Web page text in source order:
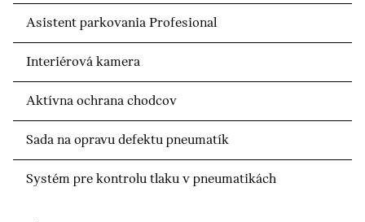
Asistent parkovania Profesional
Interiérová kamera
Aktívna ochrana chodcov
Sada na opravu defektu pneumatík
Systém pre kontrolu tlaku v pneumatikách